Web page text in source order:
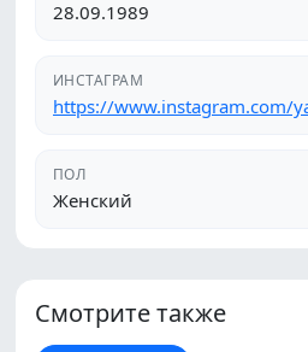
28.09.1989
ИНСТАГРАМ
https://www.instagram.com/
ПОЛ
Женский
Смотрите также